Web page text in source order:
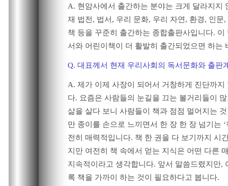
A. 현암사에서 출간하는 분야는 크게 달라지지
재 법전, 법서, 우리 문화, 우리 자연, 환경, 인문
책 등을 꾸준히 출간하는 종합출판사입니다. 이
서와 어린이책이 더 활발히 출간되었으면 하는
Q. 대표께서 현재 우리사회의 독서문화와 출판
A. 제가 이제 사장이 되어서 거창하게 진단까지
다. 요즘은 사람들의 눈길을 끄는 볼거리들이
삶을 살다 보니 사람들이 책과 점점 멀어지는
만 종이를 손으로 느끼면서 한 장 한 장 넘기는 ‘
전히 매력적입니다. 책 한 권을 다 보기까지 시
지만 여전히 책 속에서 얻는 지식은 어떤 다른
지속적이라고 생각합니다. 앞서 말씀드렸지만,
록 책을 가까이 하는 것이 필요하다고 봅니다.